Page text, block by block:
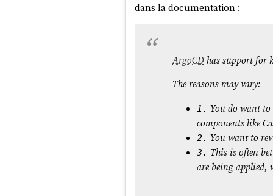
dans la documentation :
ArgoCDhas support for
The reasons may vary:
1. You do want
components like
2. You want to
3. This is often
are being applied,